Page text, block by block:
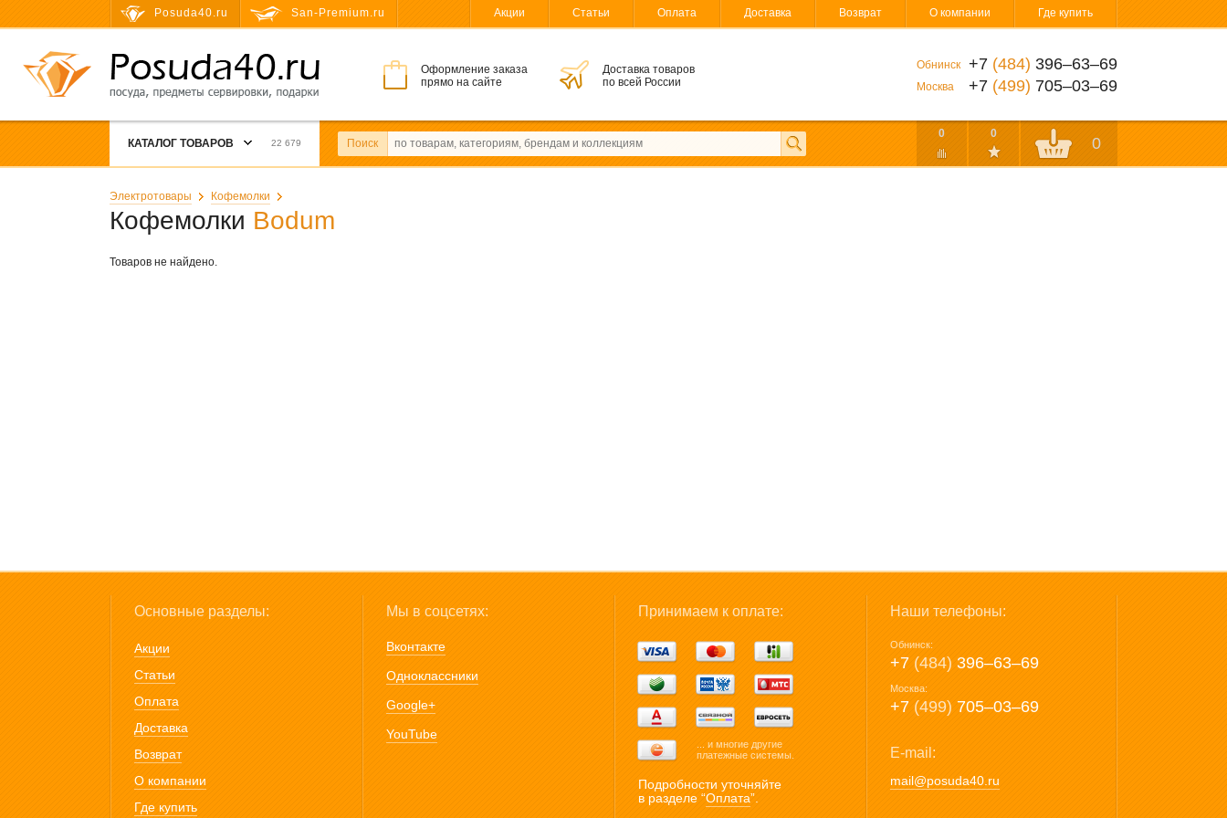
Posuda40.ru San-Premium.ru Акции Статьи Оплата Доставка Возврат О компании Где купить
Оформление заказа
прямо на сайте
Доставка товаров
по всей России
Обнинск +7 (484) 396‒63‒69
Москва +7 (499) 705‒03‒69
КАТАЛОГ ТОВАРОВ 22 679 Поиск
0 0
0
Электротовары Кофемолки
Кофемолки Bodum
Товаров не найдено.
Основные разделы:
Акции
Статьи
Оплата
Доставка
Возврат
О компании
Где купить
Мы в соцсетях:
Вконтакте
Одноклассники
Google+
YouTube
Принимаем к оплате:
... и многие другие
платежные системы.
Подробности уточняйте
в разделе “Оплата”.
Наши телефоны:
Обнинск:
+7 (484) 396‒63‒69
Москва:
+7 (499) 705‒03‒69
E-mail:
mail@posuda40.ru